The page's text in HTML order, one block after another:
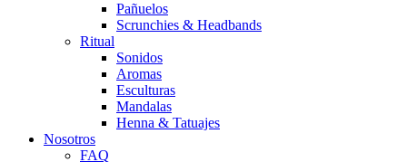
Pañuelos
Scrunchies & Headbands
Ritual
Sonidos
Aromas
Esculturas
Mandalas
Henna & Tatuajes
Nosotros
FAQ